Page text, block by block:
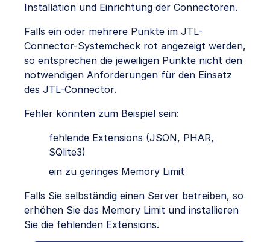
Installation und Einrichtung der Connectoren.
Falls ein oder mehrere Punkte im JTL-
Connector-Systemcheck rot angezeigt werden,
so entsprechen die jeweiligen Punkte nicht den
notwendigen Anforderungen für den Einsatz
des JTL-Connector.
Fehler könnten zum Beispiel sein:
fehlende Extensions (JSON, PHAR,
SQlite3)
ein zu geringes Memory Limit
Falls Sie selbständig einen Server betreiben, so
erhöhen Sie das Memory Limit und installieren
Sie die fehlenden Extensions.